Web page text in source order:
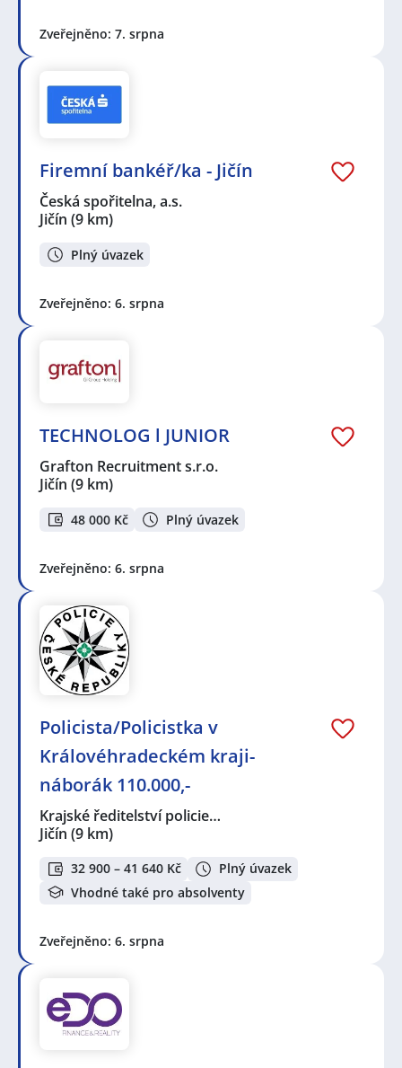
Zveřejněno: 7. srpna
Firemní bankéř/ka - Jičín
Česká spořitelna, a.s.
Jičín (9 km)
Plný úvazek
Zveřejněno: 6. srpna
TECHNOLOG l JUNIOR
Grafton Recruitment s.r.o.
Jičín (9 km)
48 000 Kč Plný úvazek
Zveřejněno: 6. srpna
Policista/Policistka v
Královéhradeckém kraji-
náborák 110.000,-
Krajské ředitelství policie…
Jičín (9 km)
32 900 – 41 640 Kč
Plný úvazek
Vhodné také pro absolventy
Zveřejněno: 6. srpna